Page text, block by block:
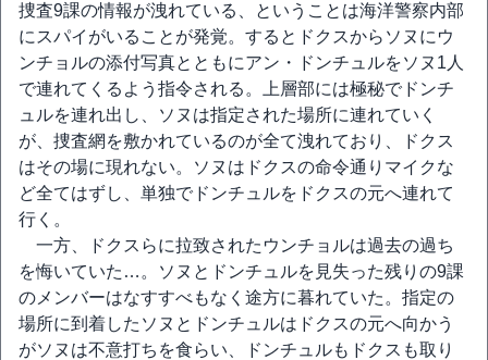
捜査9課の情報が洩れている、ということは海洋警察内部
にスパイがいることが発覚。するとドクスからソヌにウ
ンチョルの添付写真とともにアン・ドンチュルをソヌ1人
で連れてくるよう指令される。上層部には極秘でドンチ
ュルを連れ出し、ソヌは指定された場所に連れていく
が、捜査網を敷かれているのが全て洩れており、ドクス
はその場に現れない。ソヌはドクスの命令通りマイクな
ど全てはずし、単独でドンチュルをドクスの元へ連れて
行く。
一方、ドクスらに拉致されたウンチョルは過去の過ち
を悔いていた…。ソヌとドンチュルを見失った残りの9課
のメンバーはなすすべもなく途方に暮れていた。指定の
場所に到着したソヌとドンチュルはドクスの元へ向かう
がソヌは不意打ちを食らい、ドンチュルもドクスも取り